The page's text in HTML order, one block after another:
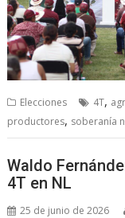
Elecciones 4T,
productores, soberanía
Waldo
4T en NL
25 de junio de 2026